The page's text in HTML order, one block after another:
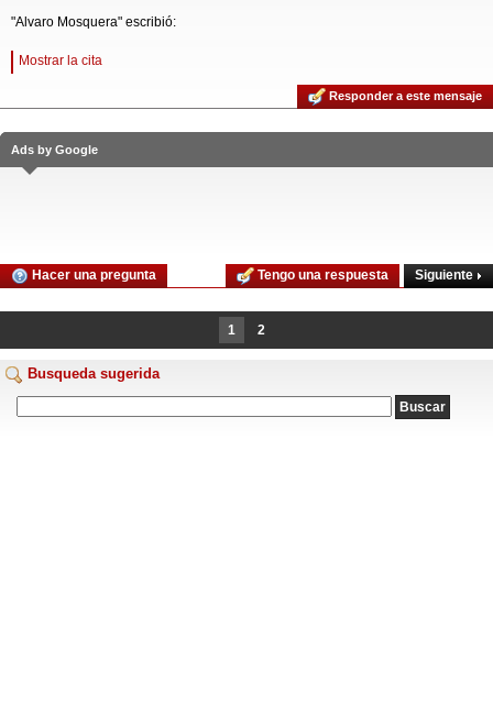
"Alvaro Mosquera" escribió:
Mostrar la cita
Responder a este mensaje
Ads by Google
Hacer una pregunta Siguiente
Tengo una respuesta
1 2
Busqueda sugerida